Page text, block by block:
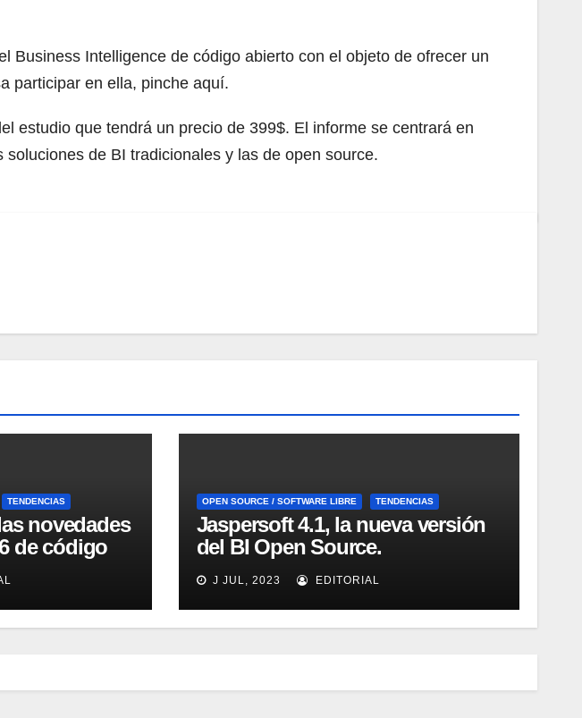
Business Intelligence de código abierto con el objeto de ofrecer un
participar en ella, pinche aquí.
estudio que tendrá un precio de 399$. El informe se centrará en
de BI tradicionales y las de open source.
TENDENCIAS
novedades
de código
OPEN SOURCE / SOFTWARE LIBRE TENDENCIAS
Jaspersoft 4.1, la nueva versión
del BI Open Source.
Introducción y demo. Webinar
de 1 hora.
J JUL, 2023 EDITORIAL